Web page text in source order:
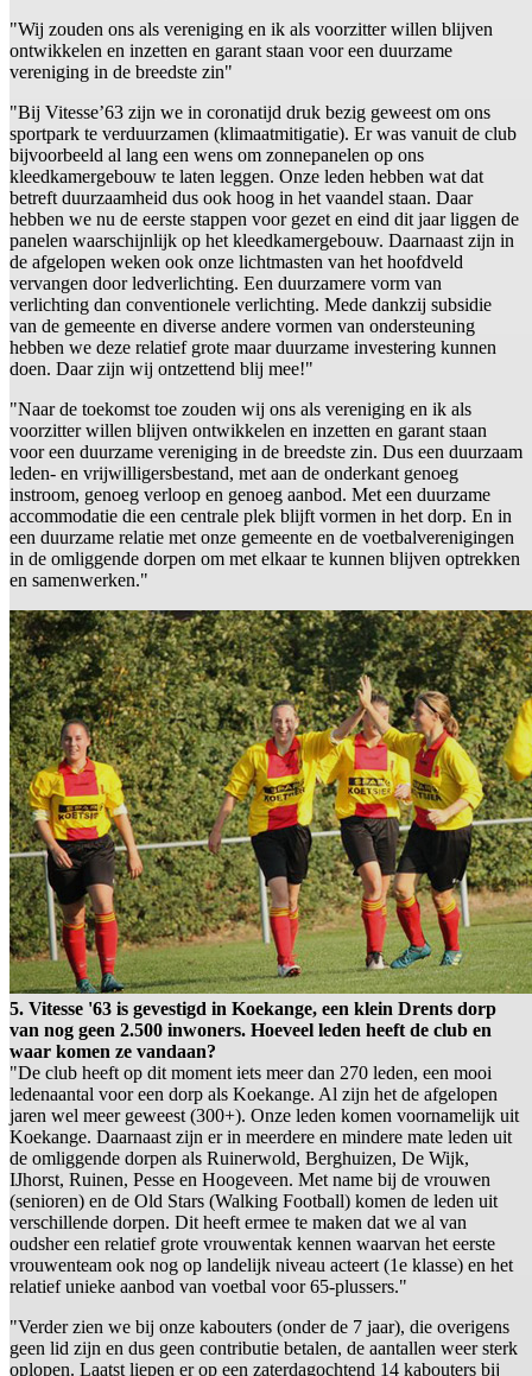
"Wij zouden ons als vereniging en ik als voorzitter willen blijven
ontwikkelen en inzetten en garant staan voor een duurzame
vereniging in de breedste zin"
"Bij Vitesse’63 zijn we in coronatijd druk bezig geweest om ons
sportpark te verduurzamen (klimaatmitigatie). Er was vanuit de club
bijvoorbeeld al lang een wens om zonnepanelen op ons
kleedkamergebouw te laten leggen. Onze leden hebben wat dat
betreft duurzaamheid dus ook hoog in het vaandel staan. Daar
hebben we nu de eerste stappen voor gezet en eind dit jaar liggen de
panelen waarschijnlijk op het kleedkamergebouw. Daarnaast zijn in
de afgelopen weken ook onze lichtmasten van het hoofdveld
vervangen door ledverlichting. Een duurzamere vorm van
verlichting dan conventionele verlichting. Mede dankzij subsidie
van de gemeente en diverse andere vormen van ondersteuning
hebben we deze relatief grote maar duurzame investering kunnen
doen. Daar zijn wij ontzettend blij mee!"
"Naar de toekomst toe zouden wij ons als vereniging en ik als
voorzitter willen blijven ontwikkelen en inzetten en garant staan
voor een duurzame vereniging in de breedste zin. Dus een duurzaam
leden- en vrijwilligersbestand, met aan de onderkant genoeg
instroom, genoeg verloop en genoeg aanbod. Met een duurzame
accommodatie die een centrale plek blijft vormen in het dorp. En in
een duurzame relatie met onze gemeente en de voetbalverenigingen
in de omliggende dorpen om met elkaar te kunnen blijven optrekken
en samenwerken."
5. Vitesse '63 is gevestigd in Koekange, een klein Drents dorp
van nog geen 2.500 inwoners. Hoeveel leden heeft de club en
waar komen ze vandaan?
"De club heeft op dit moment iets meer dan 270 leden, een mooi
ledenaantal voor een dorp als Koekange. Al zijn het de afgelopen
jaren wel meer geweest (300+). Onze leden komen voornamelijk uit
Koekange. Daarnaast zijn er in meerdere en mindere mate leden uit
de omliggende dorpen als Ruinerwold, Berghuizen, De Wijk,
IJhorst, Ruinen, Pesse en Hoogeveen. Met name bij de vrouwen
(senioren) en de Old Stars (Walking Football) komen de leden uit
verschillende dorpen. Dit heeft ermee te maken dat we al van
oudsher een relatief grote vrouwentak kennen waarvan het eerste
vrouwenteam ook nog op landelijk niveau acteert (1e klasse) en het
relatief unieke aanbod van voetbal voor 65-plussers."
"Verder zien we bij onze kabouters (onder de 7 jaar), die overigens
geen lid zijn en dus geen contributie betalen, de aantallen weer sterk
oplopen. Laatst liepen er op een zaterdagochtend 14 kabouters bij